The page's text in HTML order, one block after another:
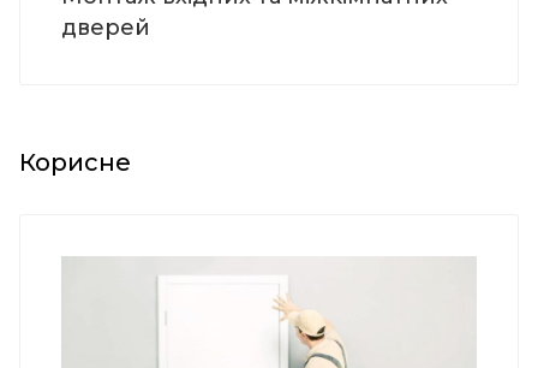
дверей
Корисне